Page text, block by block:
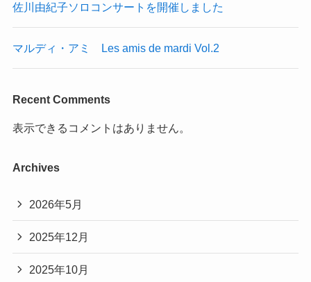
佐川由紀子ソロコンサートを開催しました
マルディ・アミ Les amis de mardi Vol.2
Recent Comments
表示できるコメントはありません。
Archives
2026年5月
2025年12月
2025年10月